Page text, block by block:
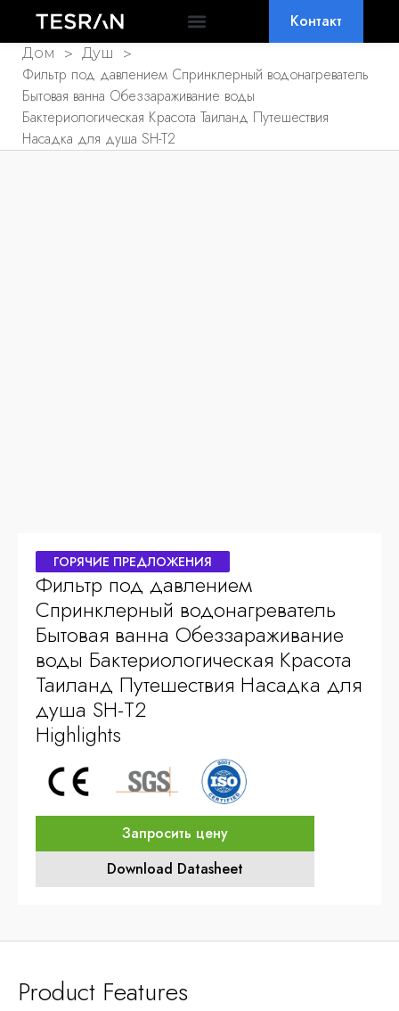
Контакт
Дом > Душ
>
Фильтр под давлением Спринклерный водонагреватель
Бытовая ванна Обеззараживание воды
Бактериологическая Красота Таиланд Путешествия
Насадка для душа SH-T2
ГОРЯЧИЕ ПРЕДЛОЖЕНИЯ
Фильтр под давлением
Спринклерный водонагреватель
Бытовая ванна Обеззараживание
воды Бактериологическая Красота
Таиланд Путешествия Насадка для
душа SH-T2
Highlights
Запросить цену
Download Datasheet
Product Features